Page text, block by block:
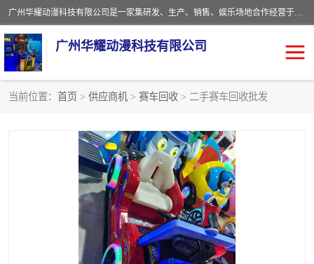
广州华耀动漫科技有限公司是一家集研发、生产、销售、娱乐场地合作经营于一体的动漫游戏公司。本公司拥有一支年轻化集研发生产到售后服务的队伍，及时地为客户提供、赚钱的产品。本公司以雄厚的实力、合理的价格、优良的服务与多家企业建立了长期的合作关系。热诚欢迎各界前来参观、考察、洽谈业务。目前公司经营的产品有：各种捕渔游戏机系列，大型模拟机系列、轮盘机系列、连线机系列、框体机系列、玛莉机系列等。
广州华耀动漫科技有限公司
当前位置： 首页 > 供应商机 > 赛车回收 > 二手赛车回收批发
电玩城回收
儿童机回收
*机回收